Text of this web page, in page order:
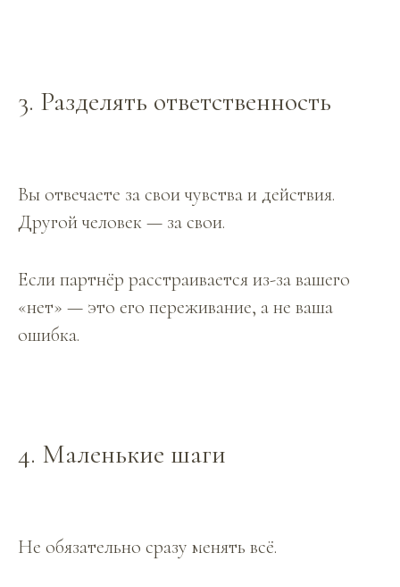
3. Разделять ответственность
Вы отвечаете за свои чувства и действия.
Другой человек — за свои.
Если партнёр расстраивается из-за вашего
«нет» — это его переживание, а не ваша
ошибка.
4. Маленькие шаги
Не обязательно сразу менять всё.